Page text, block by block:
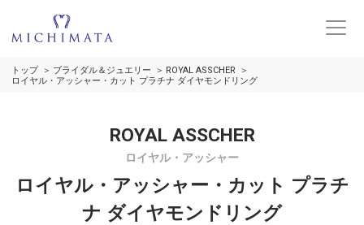
トップ ブライダル＆ジュエリー
ROYAL ASSCHER
ロイヤル・アッシャー・カット プラチナ ダイヤモンドリング
ROYAL ASSCHER
ロイヤル・アッシャー
ロイヤル・アッシャー・カット プラチ
ナ ダイヤモンドリング